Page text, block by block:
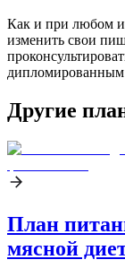
Как и при любом
изменить свои
дипломированным
Другие
План
мясной